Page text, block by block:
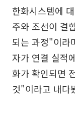
한화시스템에
주와 조선이 결
되는 과정"이라
자가 연결 실적
화가 확인되면
것"이라고 내다